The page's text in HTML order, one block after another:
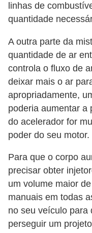
linhas de
quantidade
A outra parte da
quantidade de ar
controla o fluxo de
deixar mais o ar
apropriadamente,
poderia aumentar a
do acelerador for
poder do seu
Para que o corpo
precisar obter
um volume maior
manuais em todas
no seu veículo para
perseguir um
e
a
l
t
e
r
n
a
t
v
T
u
n